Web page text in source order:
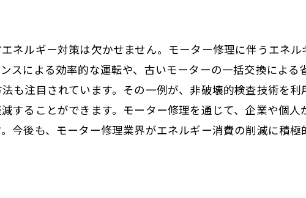
ネルギー対策は欠かせません。モーター修理に伴うエネ
スによる効率的な運転や、古いモーターの一括交換による
も注目されています。その一例が、非破壊的検査技術を
することができます。モーター修理を通じて、企業や個
今後も、モーター修理業界がエネルギー消費の削減に積